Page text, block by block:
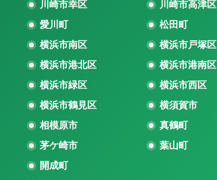
川崎市幸区 川崎市高津区
愛川町 松田町
横浜市南区 横浜市戸塚区
横浜市港北区 横浜市港南区
横浜市緑区 横浜市西区
横浜市鶴見区 横須賀市
相模原市 真鶴町
茅ケ崎市 葉山町
開成町